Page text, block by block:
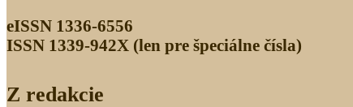
eISSN 1336-6556
ISSN 1339­-942X (len pre špeciálne čísla)
Z redakcie